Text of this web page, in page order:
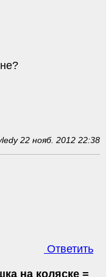
22 нояб. 2012 22:38
Ответить
на коляске =